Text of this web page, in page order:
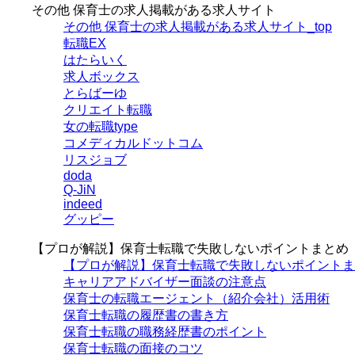
その他 保育士の求人掲載がある求人サイト
その他 保育士の求人掲載がある求人サイト_top
転職EX
はたらいく
求人ボックス
とらばーゆ
クリエイト転職
女の転職type
コメディカルドットコム
リスジョブ
doda
Q-JiN
indeed
グッピー
【プロが解説】保育士転職で失敗しないポイントまとめ
【プロが解説】保育士転職で失敗しないポイント
キャリアアドバイザー面談の注意点
保育士の転職エージェント（紹介会社）活用術
保育士転職の履歴書の書き方
保育士転職の職務経歴書のポイント
保育士転職の面接のコツ